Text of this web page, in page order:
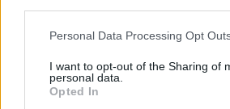
Please note that this website/app uses
not limited to your visit or usage
grant or deny consent to Google and its
use your data for below specified
Personal Data Processing Opt
I want to opt-out of the Sharing of
personal data.
Opted In
election #elections #fidesz #
peter magyar #tisza party #viktor
Your email address will not be published. Required